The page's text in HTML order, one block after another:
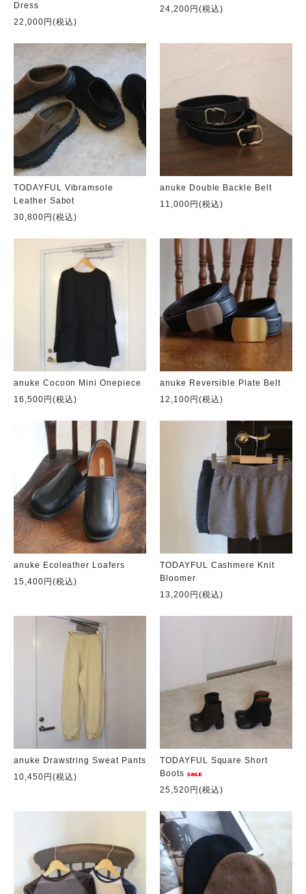
Dress
22,000円(税込)
24,200円(税込)
TODAYFUL Vibramsole
Leather Sabot
30,800円(税込)
anuke Double Backle Belt
11,000円(税込)
anuke Cocoon Mini Onepiece
16,500円(税込)
anuke Reversible Plate Belt
12,100円(税込)
anuke Ecoleather Loafers
15,400円(税込)
TODAYFUL Cashmere Knit
Bloomer
13,200円(税込)
anuke Drawstring Sweat Pants
10,450円(税込)
TODAYFUL Square Short
Boots
25,520円(税込)